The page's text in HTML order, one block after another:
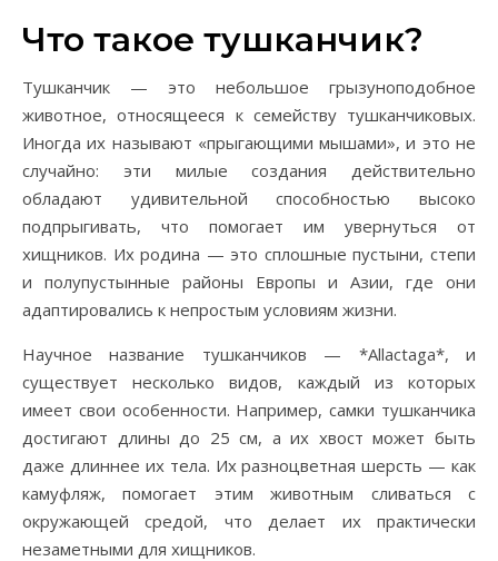
Что такое тушканчик?
Тушканчик — это небольшое грызуноподобное
животное, относящееся к семейству тушканчиковых.
Иногда их называют «прыгающими мышами», и это не
случайно: эти милые создания действительно
обладают удивительной способностью высоко
подпрыгивать, что помогает им увернуться от
хищников. Их родина — это сплошные пустыни, степи
и полупустынные районы Европы и Азии, где они
адаптировались к непростым условиям жизни.
Научное название тушканчиков — *Allactaga*, и
существует несколько видов, каждый из которых
имеет свои особенности. Например, самки тушканчика
достигают длины до 25 см, а их хвост может быть
даже длиннее их тела. Их разноцветная шерсть — как
камуфляж, помогает этим животным сливаться с
окружающей средой, что делает их практически
незаметными для хищников.